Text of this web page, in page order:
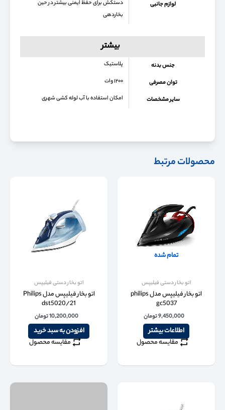
لوازم جانبی
دستکش برای حفظ ایمنی بیشتر در حین
بخاردهی
بیشتر
جنس بدنه پلاستیک
توان مصرفی ۱۲۰۰ وات
سایر مشخصات امکان استفاده با آب لوله کشی شهری
محصولات مرتبط
تمام شده
اتو بخار دستی فیلیپس
اتو بخار فیلیپس مدل philips
gc5037
9,450,000تومان
اطلاعات بیشتر
مقایسه محصول
اتو بخار دستی فیلیپس
اتو بخار فیلیپس مدل Philips
dst5020/21
10,200,000تومان
افزودن به سبد خرید
مقایسه محصول